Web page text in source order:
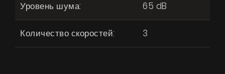
Уровень шума: 65 dB
Количество скоростей: 3